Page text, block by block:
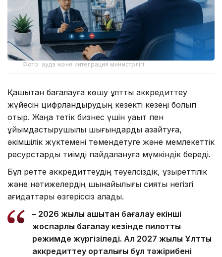
Фото: ауда және интеграция министрлігі
Қашықтан бағалауға көшу ұлттық аккредиттеу
жүйесін цифрландырудың кезекті кезеңі болып
отыр. Жаңа тетік бизнес үшін уақыт пен
ұйымдастырушылық шығындарды азайтуға,
әкімшілік жүктемені төмендетуге және мемлекеттік
ресурстарды тиімді пайдалануға мүмкіндік береді.
Бұл ретте аккредиттеудің тәуелсіздік, құзыреттілік
және нәтижелердің шынайылығы сияқты негізгі
қағидаттары өзгеріссіз қалады.
– 2026 жылы қашықтан бағалау екінші
жоспарлы бағалау кезінде пилоттық
режимде жүргізіледі. Ал 2027 жылы Ұлттық
аккредиттеу орталығы бұл тәжірибені